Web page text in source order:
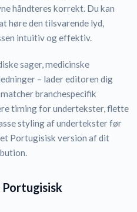
håndteres korrekt. Du kan
høre den tilsvarende lyd,
intuitiv og effektiv.
sager, medicinske
– lader editoren dig
branchespecifik
timing for undertekster, flette
styling af undertekster før
Portugisisk version af dit